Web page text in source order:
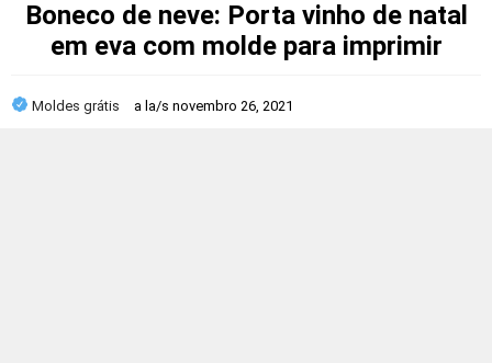
Boneco de neve: Porta vinho de natal
em eva com molde para imprimir
Moldes grátis a la/s novembro 26, 2021